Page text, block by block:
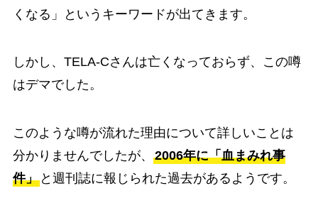
くなる」というキーワードが出てきます。
しかし、TELA-Cさんは亡くなっておらず、この噂
はデマでした。
このような噂が流れた理由について詳しいことは
分かりませんでしたが、 2006年に「血まみれ事
件」と週刊誌に報じられた過去があるようです。